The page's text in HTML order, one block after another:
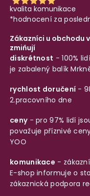
kvalita komunikace
*hodnocení za
Zákazníci u obchodu
zmiňují
diskrétnost - 100%
je zabalený balík
rychlost doručení -
2.pracovního dne
ceny- pro 97% lidí
považuje příznivé
YOO
komunikace -
E-shop informuje o
zákaznická podpora